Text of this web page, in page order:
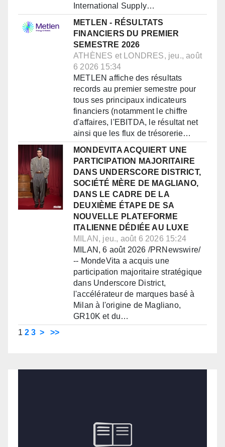
International Supply…
METLEN - RÉSULTATS
FINANCIERS DU PREMIER
SEMESTRE 2026
ATHÈNES et LONDRES, jeu., août
6 2026 15:34
METLEN affiche des résultats
records au premier semestre pour
tous ses principaux indicateurs
financiers (notamment le chiffre
d'affaires, l'EBITDA, le résultat net
ainsi que les flux de trésorerie…
MONDEVITA ACQUIERT UNE
PARTICIPATION MAJORITAIRE
DANS UNDERSCORE DISTRICT,
SOCIÉTÉ MÈRE DE MAGLIANO,
DANS LE CADRE DE LA
DEUXIÈME ÉTAPE DE SA
NOUVELLE PLATEFORME
ITALIENNE DÉDIÉE AU LUXE
MILAN, jeu., août 6 2026 15:24
MILAN, 6 août 2026 /PRNewswire/
-- MondeVita a acquis une
participation majoritaire stratégique
dans Underscore District,
l'accélérateur de marques basé à
Milan à l'origine de Magliano,
GR10K et du…
1 2 3 > >>